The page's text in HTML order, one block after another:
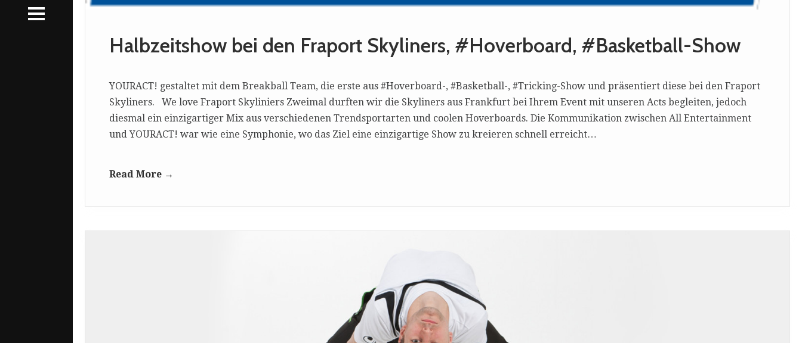
Halbzeitshow bei den Fraport Skyliners, #Hoverboard, #Basketball-Show
YOURACT! gestaltet mit dem Breakball Team, die erste aus #Hoverboard-, #Basketball-, #Tricking-Show und präsentiert diese bei den Fraport
Skyliners. We love Fraport Skyliniers Zweimal durften wir die Skyliners aus Frankfurt bei Ihrem Event mit unseren Acts begleiten, jedoch
diesmal ein einzigartiger Mix aus verschiedenen Trendsportarten und coolen Hoverboards. Die Kommunikation zwischen All Entertainment
und YOURACT! war wie eine Symphonie, wo das Ziel eine einzigartige Show zu kreieren schnell erreicht…
Read More →